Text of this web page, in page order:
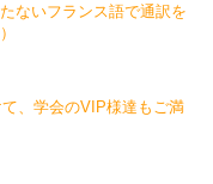
ないフランス語で通訳を
、学会のVIP様達もご満